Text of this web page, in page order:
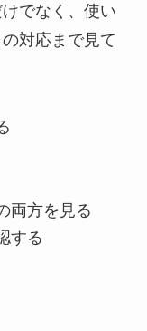
でなく、使い
対応まで見て
両方を見る
する